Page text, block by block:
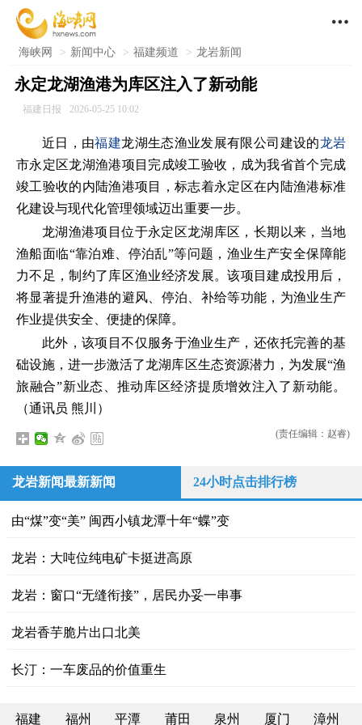

海峡网 > 新闻中心 > 福建频道 > 龙岩新闻
永定龙湖渔港为库区注入了新动能
福建日报 2026-05-25 10:02
近日，由福建龙湖生态渔业发展有限公司建设的龙岩
市永定区龙湖渔港项目完成竣工验收，成为我省首个完成
竣工验收的内陆渔港项目，标志着永定区在内陆渔港标准
化建设与现代化管理领域迈出重要一步。
龙湖渔港项目位于永定区龙湖库区，长期以来，当地
渔船面临“靠泊难、停泊乱”等问题，渔业生产安全保障能
力不足，制约了库区渔业经济发展。该项目建成投用后，
将显著提升渔港的避风、停泊、补给等功能，为渔业生产
作业提供安全、便捷的保障。
此外，该项目不仅服务于渔业生产，还依托完善的基
础设施，进一步激活了龙湖库区生态资源潜力，为发展“渔
旅融合”新业态、推动库区经济提质增效注入了新动能。
（通讯员 熊川）
(责任编辑：赵睿)
龙岩新闻最新新闻 24小时点击排行榜
由“煤”变“美” 闽西小镇龙潭十年“蝶”变
龙岩：大吨位纯电矿卡挺进高原
龙岩：窗口“无缝衔接”，居民办妥一串事
龙岩香芋脆片出口北美
长汀：一车废品的价值重生
福建 福州 平潭 莆田 泉州 厦门 漳州